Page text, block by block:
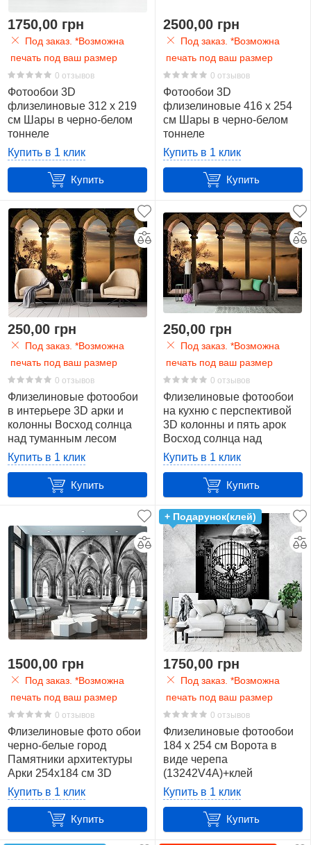
1750,00 грн
Под заказ. *Возможна
печать под ваш размер
0 отзывов
Фотообои 3D
флизелиновые 312 x 219
см Шары в черно-белом
тоннеле
(13912VEXXL)+клей
Купить в 1 клик
Купить
2500,00 грн
Под заказ. *Возможна
печать под ваш размер
0 отзывов
Фотообои 3D
флизелиновые 416 x 254
см Шары в черно-белом
тоннеле
(13912VEXXXL)+клей
Купить в 1 клик
Купить
250,00 грн
Под заказ. *Возможна
печать под ваш размер
0 отзывов
Флизелиновые фотообои
в интерьере 3D арки и
колонны Восход солнца
над туманным лесом
(10138V)+клей
Купить в 1 клик
Купить
250,00 грн
Под заказ. *Возможна
печать под ваш размер
0 отзывов
Флизелиновые фотообои
на кухню с перспективой
3D колонны и пять арок
Восход солнца над
туманным лесом
(10139V)+клей
Купить в 1 клик
Купить
1500,00 грн
Под заказ. *Возможна
печать под ваш размер
0 отзывов
Флизелиновые фото обои
черно-белые город
Памятники архитектуры
Арки 254x184 см 3D
Университет Глазго
(12637V4)+клей
Купить в 1 клик
Купить
+ Подарунок(клей)
1750,00 грн
Под заказ. *Возможна
печать под ваш размер
0 отзывов
Флизелиновые фотообои
184 x 254 см Ворота в
виде черепа
(13242V4A)+клей
Купить в 1 клик
Купить